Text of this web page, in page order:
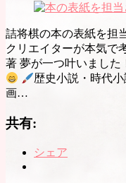
詰将棋の本の表紙を担
クリエイターが本気で
著 夢が一つ叶いました
歴史小説・時代
画…
共有:
シェア